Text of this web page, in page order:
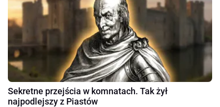
Sekretne przejścia w komnatach. Tak żył
najpodlejszy z Piastów